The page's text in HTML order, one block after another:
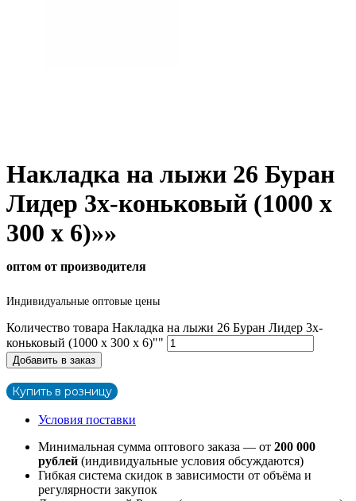
Накладка на лыжи 26 Буран
Лидер 3х-коньковый (1000 х
300 х 6)»»
оптом от производителя
Индивидуальные оптовые цены
Количество товара Накладка на лыжи 26 Буран Лидер 3х-
коньковый (1000 х 300 х 6)""
Добавить в заказ
Купить в розницу
Условия поставки
Минимальная сумма оптового заказа — от 200 000
рублей (индивидуальные условия обсуждаются)
Гибкая система скидок в зависимости от объёма и
регулярности закупок